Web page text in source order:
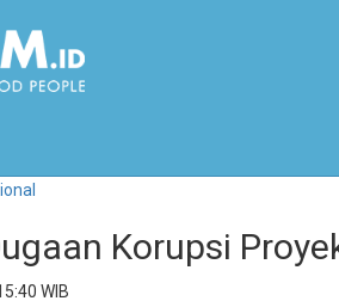
Korupsi
WIB